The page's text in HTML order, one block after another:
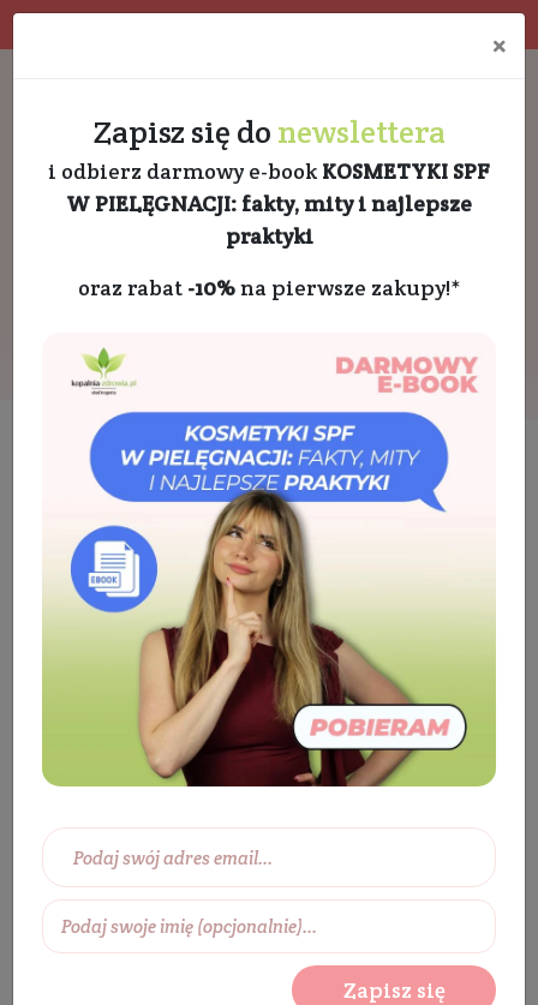
Kosmetyki Twarz
Płyn do płukania jamy ustnej
płukania jamy ustnej
BESTSELLER
×
Zapisz się do newslettera
i odbierz darmowy e-book KOSMETYKI SPF
W PIELĘGNACJI: fakty, mity i najlepsze
praktyki
oraz rabat -10%na pierwsze zakupy!*
Zapisz się